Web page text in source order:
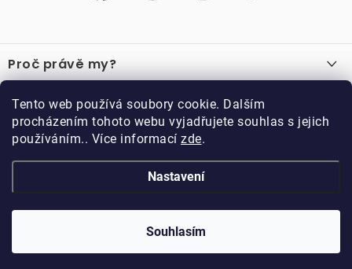
Tento web používá soubory cookie. Dalším
procházením tohoto webu vyjadřujete souhlas s jejich
používáním.. Více informací zde.
Nastavení
Souhlasím
á
p
a
Proč právě my?
Recenze
Důležité odkazy
Velkoobchod
Vzorková prodejna
Kariéra
Blog
O nákupu
Obchodní podmínky
Podmínky věrnostního programu
Kolekce
Doppler CZ spol. s.r.o.,
Trhové Sviny
DOPPLER CZ spol. s r.o.. Všechna práva vyhrazena.